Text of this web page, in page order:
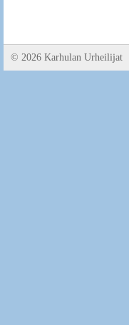
© 2026 Karhulan Urheilijat